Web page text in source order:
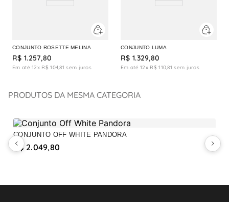
CONJUNTO ROSETTE MELINA
R$ 1.257,80
Em até12x R$ 104,81 sem juros
CONJUNTO LUMA
R$ 1.329,80
Em até12x R$ 110,81 sem juros
PRODUTOS DA MESMA CATEGORIA
CONJUNTO OFF WHITE PANDORA
R$ 2.049,80